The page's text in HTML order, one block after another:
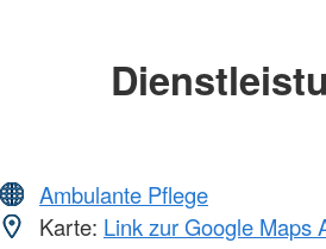
Ambulante Pflege
Karte: Link zur Google Maps